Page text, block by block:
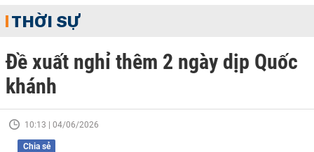
THỜI SỰ
Đề xuất nghỉ thêm 2 ngày dịp Quốc
khánh
10:13 | 04/06/2026
Chia sẻ